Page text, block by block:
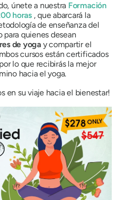
únete a nuestra Formación
horas, que abarcará la
de enseñanza del
para quienes desean
de yogay compartir el
cursos están certificados
lo que recibirás la mejor
hacia el yoga.
en su viaje hacia el bienestar!